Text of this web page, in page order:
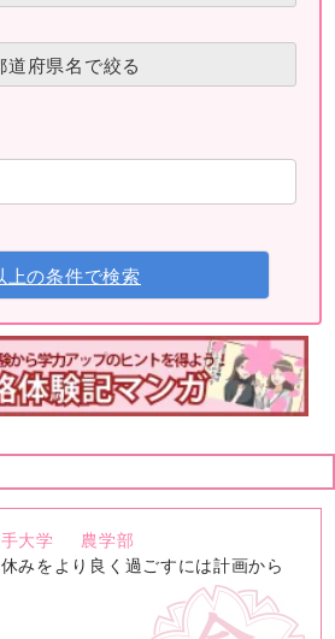
道府県名で絞る
上の条件で検索
大学
農学部
みをより良く過ごすには計画から